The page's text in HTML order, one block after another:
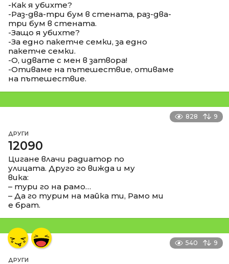
-Как я убихте?
-Раз-два-три бум в стената, раз-два-
три бум в стената.
-Защо я убихте?
-За едно пакетче семки, за едно
пакетче семки.
-О, идвате с мен в затвора!
-Отиваме на пътешествие, отиваме
на пътешествие.
828 9
ДРУГИ
12090
Цигане влачи радиатор по
улицата. Друго го вижда и му
вика:
– тури го на рамо…
– Да го турим на майка ти, Рамо ми
е брат.
540 9
ДРУГИ